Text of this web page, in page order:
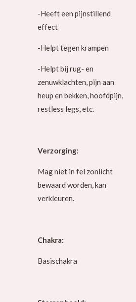
-Heeft een pijnstillend
effect
-Helpt tegen krampen
-Helpt bij rug- en
zenuwklachten, pijn aan
heup en bekken, hoofdpijn,
restless legs, etc.
Verzorging:
Mag niet in fel zonlicht
bewaard worden, kan
verkleuren.
Chakra:
Basischakra